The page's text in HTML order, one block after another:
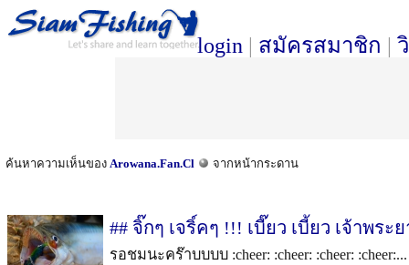
login | สมัครสมาชิก |
ค้นหาความเห็นของ Arowana.Fan.Cl จากหน้ากระดาน
## จิ๊กๆ เจริ์คๆ !!! เบี๊ยว เบี้ยว เจ้าพระย
รอชมนะคร๊าบบบบ :cheer: :cheer: :cheer: :cheer:...